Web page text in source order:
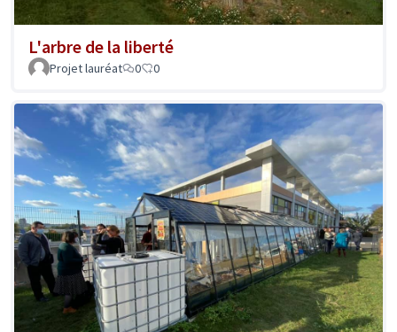
L'arbre de la liberté
Projet lauréat 0 0